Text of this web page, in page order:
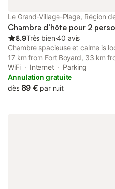
Le Grand-Village-Plage, Région
Chambre d’hôte pour 2
8.9Très bien⋅40 avis
Chambre spacieuse et calme is
17 km from Fort Boyard, 33 km
km from Royan Golf. This
free private parking and free WiFi.
WiFi Internet
Parking
Annulation gratuite
dès 89 € par nuit